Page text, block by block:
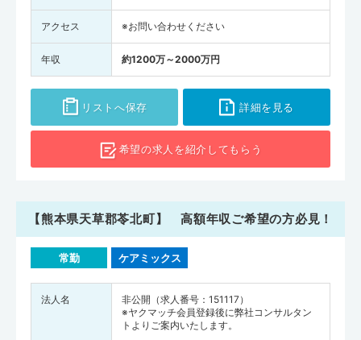
アクセス ※お問い合わせください
年収 約1200万～2000万円
リストへ保存 詳細を見る
希望の求人を紹介してもらう
【熊本県天草郡苓北町】 高額年収ご希望の方必見！
常勤 ケアミックス
法人名
非公開（求人番号：151117）
※ヤクマッチ会員登録後に弊社コンサルタン
トよりご案内いたします。